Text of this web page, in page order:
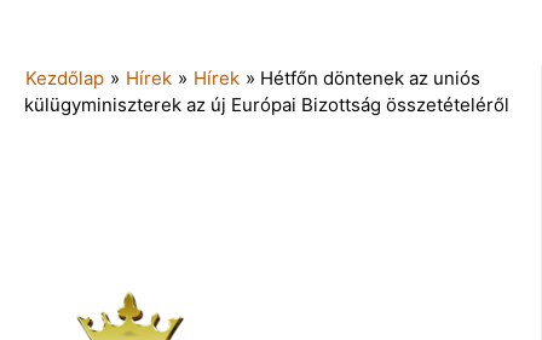
Kezdőlap » Hírek » Hírek » Hétfőn döntenek az uniós
külügyminiszterek az új Európai Bizottság összetételéről